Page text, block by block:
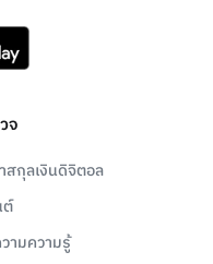
จ
สกุลเงินดิจิตอล
ต์
ามความรู้